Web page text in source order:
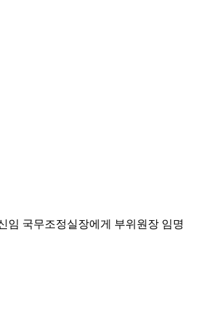
임 국무조정실장에게 부위원장 임명